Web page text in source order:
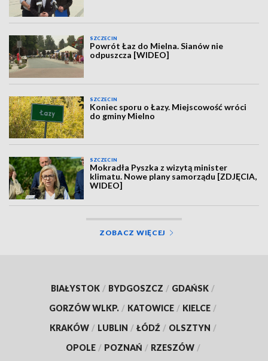
SZCZECIN
Powrót Łaz do Mielna. Sianów nie
odpuszcza [WIDEO]
SZCZECIN
Koniec sporu o Łazy. Miejscowość wróci
do gminy Mielno
SZCZECIN
Mokradła Pyszka z wizytą minister
klimatu. Nowe plany samorządu [ZDJĘCIA,
WIDEO]
ZOBACZ WIĘCEJ
BIAŁYSTOK / BYDGOSZCZ / GDAŃSK /
GORZÓW WLKP. / KATOWICE / KIELCE /
KRAKÓW / LUBLIN / ŁÓDŹ / OLSZTYN /
OPOLE / POZNAŃ / RZESZÓW /